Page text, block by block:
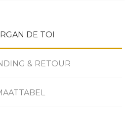
DE TOI
& RETOUR